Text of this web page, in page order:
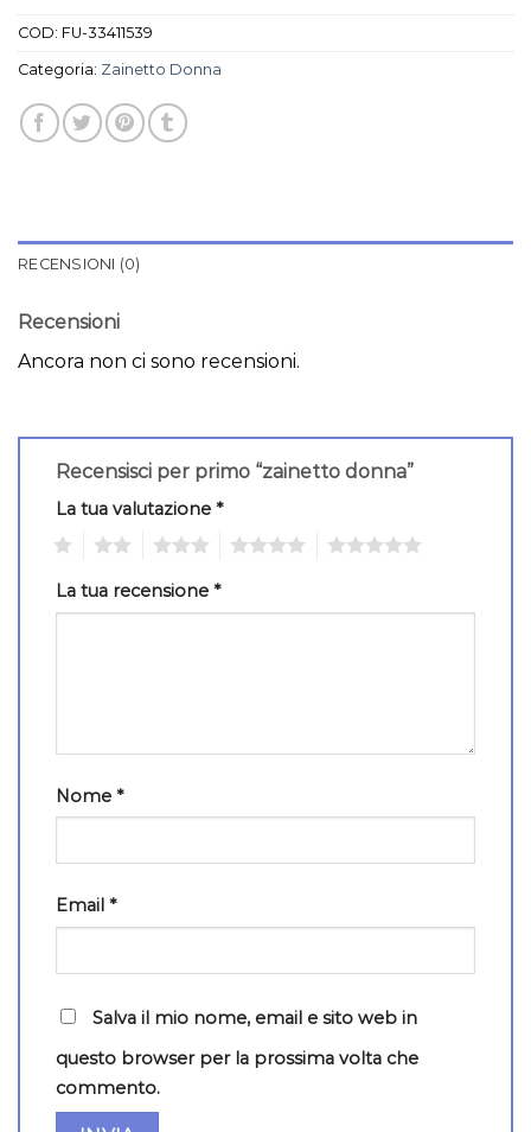
COD: FU-33411539
Categoria: Zainetto Donna
RECENSIONI (0)
Recensioni
Ancora non ci sono recensioni.
Recensisci per primo “zainetto donna”
La tua valutazione *
La tua recensione *
Nome *
Email *
Salva il mio nome, email e sito web in
questo browser per la prossima volta che
commento.